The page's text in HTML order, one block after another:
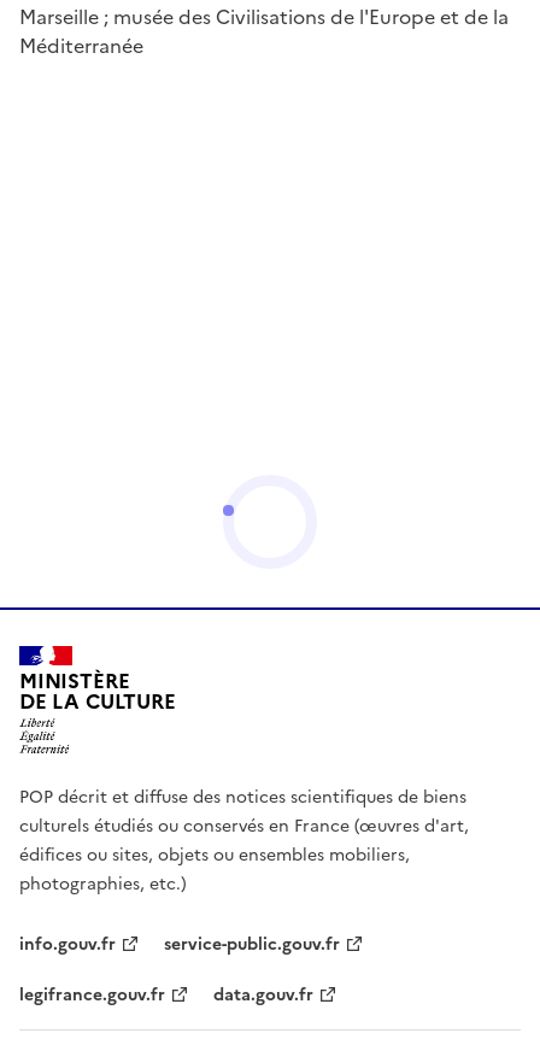
Marseille ; musée des Civilisations de l'Europe et de la
Méditerranée
MINISTÈRE
DE LA CULTURE
POP décrit et diffuse des notices scientifiques de biens
culturels étudiés ou conservés en France (œuvres d'art,
édifices ou sites, objets ou ensembles mobiliers,
photographies, etc.)
info.gouv.fr
service-public.gouv.fr
legifrance.gouv.fr
data.gouv.fr